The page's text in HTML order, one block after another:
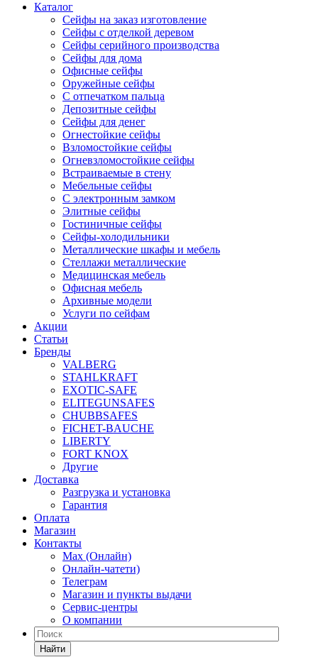
Каталог
Сейфы на заказ изготовление
Сейфы с отделкой деревом
Сейфы серийного производства
Сейфы для дома
Офисные сейфы
Оружейные сейфы
С отпечатком пальца
Депозитные сейфы
Сейфы для денег
Огнестойкие сейфы
Взломостойкие сейфы
Огневзломостойкие сейфы
Встраиваемые в стену
Мебельные сейфы
С электронным замком
Элитные сейфы
Гостиничные сейфы
Сейфы-холодильники
Металлические шкафы и мебель
Стеллажи металлические
Медицинская мебель
Офисная мебель
Архивные модели
Услуги по сейфам
Акции
Статьи
Бренды
VALBERG
STAHLKRAFT
EXOTIC-SAFE
ELITEGUNSAFES
CHUBBSAFES
FICHET-BAUCHE
LIBERTY
FORT KNOX
Другие
Доставка
Разгрузка и установка
Гарантия
Оплата
Магазин
Контакты
Max (Онлайн)
Онлайн-чатети)
Телеграм
Магазин и пункты выдачи
Сервис-центры
О компании
Найти